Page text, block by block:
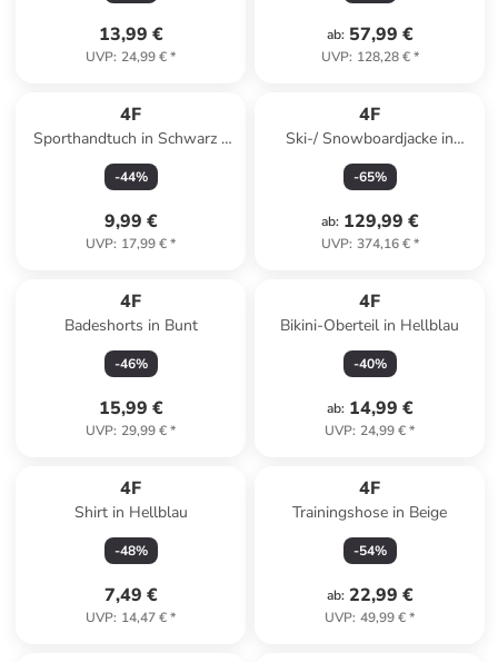
13,99 €
UVP: 24,99 €*
ab: 57,99 €
UVP: 128,28 €*
4F
Sporthandtuch in Schwarz -
(B)80 x (H)130 cm
-44%
9,99 €
UVP: 17,99 €*
4F
Ski-/ Snowboardjacke in
Hellblau
-65%
ab: 129,99 €
UVP: 374,16 €*
4F
Badeshorts in Bunt
-46%
15,99 €
UVP: 29,99 €*
4F
Bikini-Oberteil in Hellblau
-40%
ab: 14,99 €
UVP: 24,99 €*
4F
Shirt in Hellblau
-48%
7,49 €
UVP: 14,47 €*
4F
Trainingshose in Beige
-54%
ab: 22,99 €
UVP: 49,99 €*